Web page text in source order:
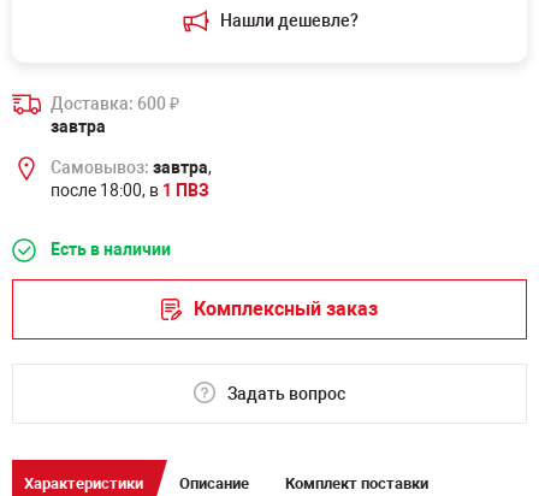
Нашли дешевле?
Доставка: 600₽
завтра
Самовывоз: завтра,
после 18:00, в 1 ПВЗ
Есть в наличии
Комплексный заказ
Задать вопрос
Характеристики Описание Комплект поставки